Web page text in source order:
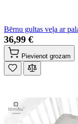
Bērnu gultas veļa ar
36,99 €
Pievienot grozam